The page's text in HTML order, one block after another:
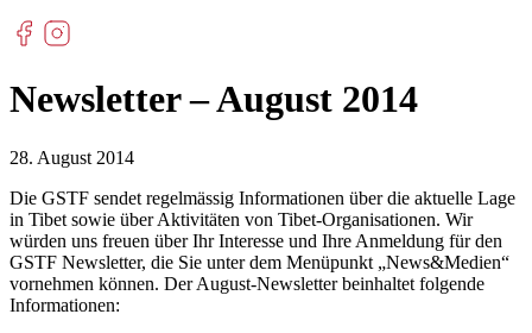
Newsletter – August 2014
28. August 2014
Die GSTF sendet regelmässig Informationen über die aktuelle Lage
in Tibet sowie über Aktivitäten von Tibet-Organisationen. Wir
würden uns freuen über Ihr Interesse und Ihre Anmeldung für den
GSTF Newsletter, die Sie unter dem Menüpunkt „News&Medien“
vornehmen können. Der August-Newsletter beinhaltet folgende
Informationen: